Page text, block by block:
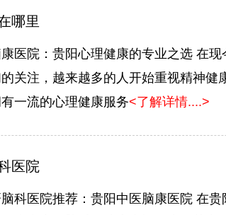
哪里
医院：贵阳心理健康的专业之选 在现
关注，越来越多的人开始重视精神健
一流的心理健康服务<了解详情....>
医院
科医院推荐：贵阳中医脑康医院 在